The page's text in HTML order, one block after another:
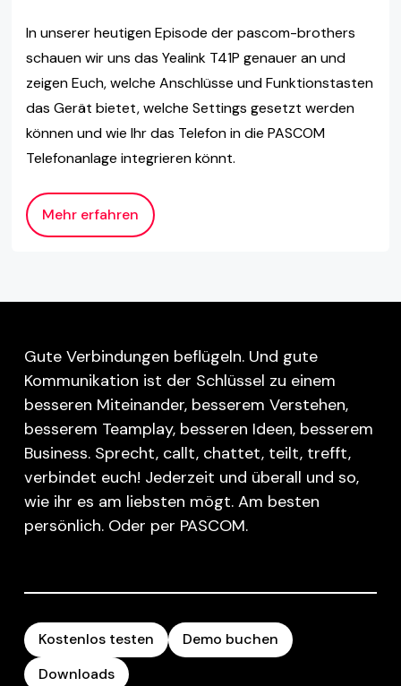
In unserer heutigen Episode der pascom-brothers
schauen wir uns das Yealink T41P genauer an und
zeigen Euch, welche Anschlüsse und Funktionstasten
das Gerät bietet, welche Settings gesetzt werden
können und wie Ihr das Telefon in die PASCOM
Telefonanlage integrieren könnt.
Mehr erfahren
Gute Verbindungen beflügeln. Und gute
Kommunikation ist der Schlüssel zu einem
besseren Miteinander, besserem Verstehen,
besserem Teamplay, besseren Ideen, besserem
Business. Sprecht, callt, chattet, teilt, trefft,
verbindet euch! Jederzeit und überall und so,
wie ihr es am liebsten mögt. Am besten
persönlich. Oder per PASCOM.
Kostenlos testen
Demo buchen
Downloads